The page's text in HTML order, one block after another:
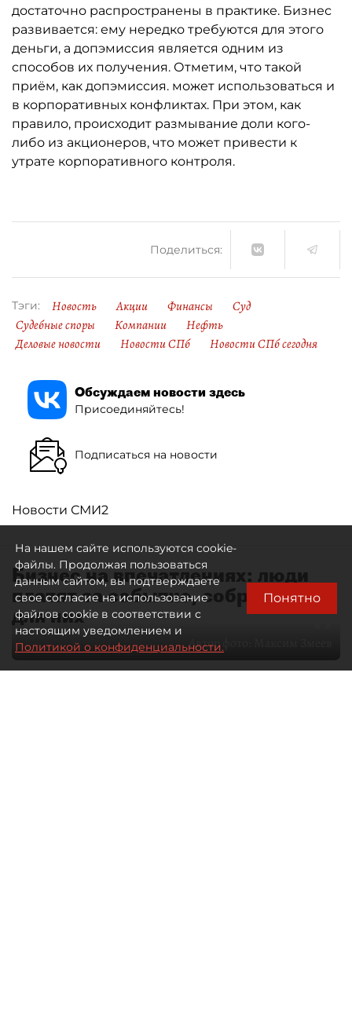
достаточно распространены в практике. Бизнес
развивается: ему нередко требуются для этого
деньги, а допэмиссия является одним из
способов их получения. Отметим, что такой
приём, как допэмиссия. может использоваться и
в корпоративных конфликтах. При этом, как
правило, происходит размывание доли кого-
либо из акционеров, что может привести к
утрате корпоративного контроля.
Поделиться:
Тэги: Новость Акции Финансы
Суд
Судебные споры
Компании
Нефть
Деловые новости
Новости СПб Новости СПб сегодня
Обсуждаем новости здесь
Присоединяйтесь!
Подписаться на новости
Новости СМИ2
Бизнес на впечатлениях: люди
платят за событие, собранное
для них
Автор фото:
На нашем сайте используются cookie-
файлы. Продолжая пользоваться
данным сайтом, вы подтверждаете
свое согласие на использование
файлов cookie в соответствии с
настоящим уведомлением и
Политикой о конфиденциальности.
Понятно